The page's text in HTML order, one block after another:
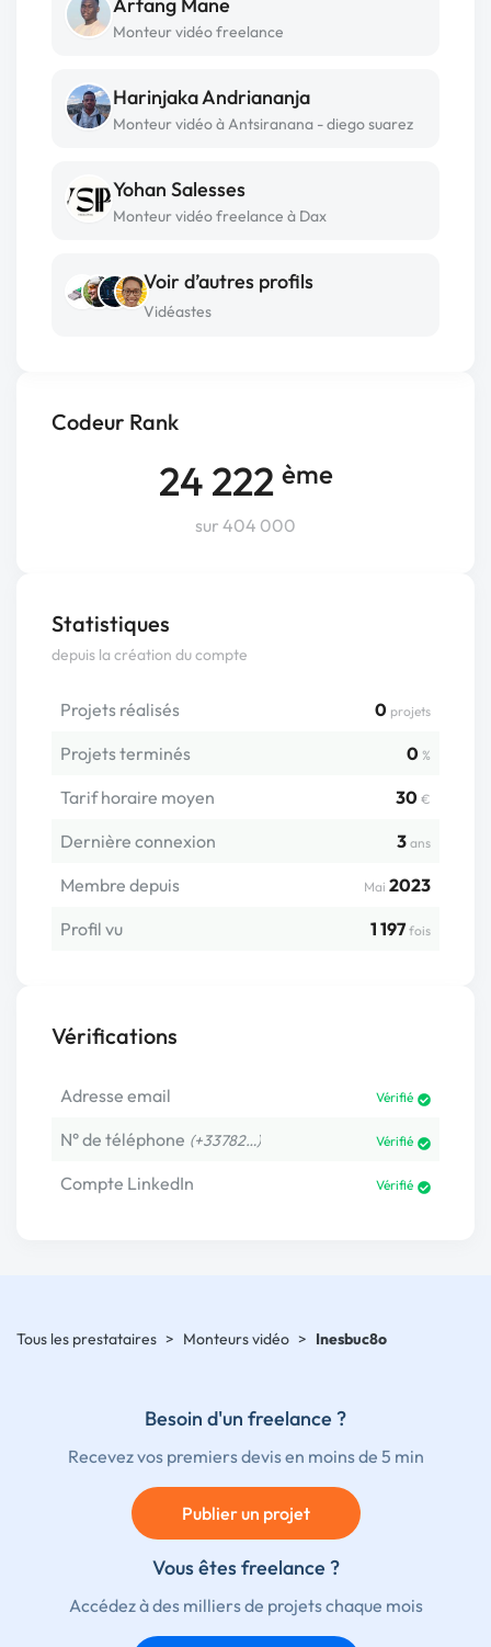
Codeur Rank
24 222 ème
sur 404 000
Statistiques
depuis la création du compte
Projets réalisés 0 projets
Projets terminés 0 %
Tarif horaire moyen 30 €
Dernière connexion 3 ans
Membre depuis Mai 2023
Profil vu
1 197 fois
Vérifications
Adresse email Vérifié
N° de téléphone (+33782…) Vérifié
Compte LinkedIn Vérifié
Arfang Mane
Monteur vidéo freelance
Harinjaka Andriananja
Monteur vidéo à Antsiranana - diego suarez
Yohan Salesses
Monteur vidéo freelance à Dax
Voir d’autres profils
Vidéastes
Tous les prestataires > Monteurs vidéo > Inesbuc8o
Besoin d'un freelance ?
Recevez vos premiers devis en moins de 5 min
Publier un projet
Vous êtes freelance ?
Accédez à des milliers de projets chaque mois